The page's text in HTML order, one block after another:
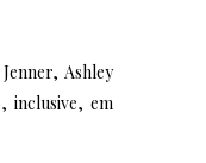
Ashley
inclusive, em